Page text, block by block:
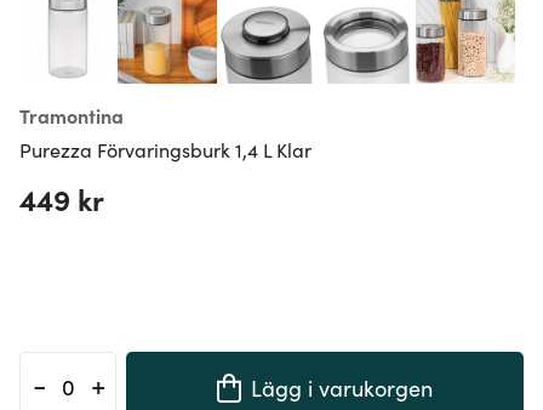
Tramontina
Purezza Förvaringsburk 1,4 L Klar
449 kr
- + Lägg i varukorgen